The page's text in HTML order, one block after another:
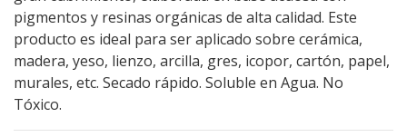
pigmentos y resinas orgánicas de alta calidad. Este
producto es ideal para ser aplicado sobre cerámica,
madera, yeso, lienzo, arcilla, gres, icopor, cartón, papel,
murales, etc. Secado rápido. Soluble en Agua. No
Tóxico.